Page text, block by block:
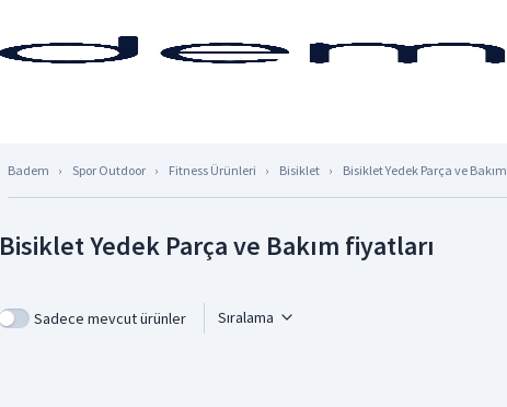
Badem Spor Outdoor Fitness Ürünleri Bisiklet Bisiklet Yedek Parça ve Bakım
Bisiklet Yedek Parça ve Bakım fiyatları
Sadece mevcut ürünler Sıralama